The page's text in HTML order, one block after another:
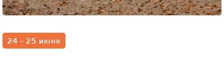
24 - 25 июня